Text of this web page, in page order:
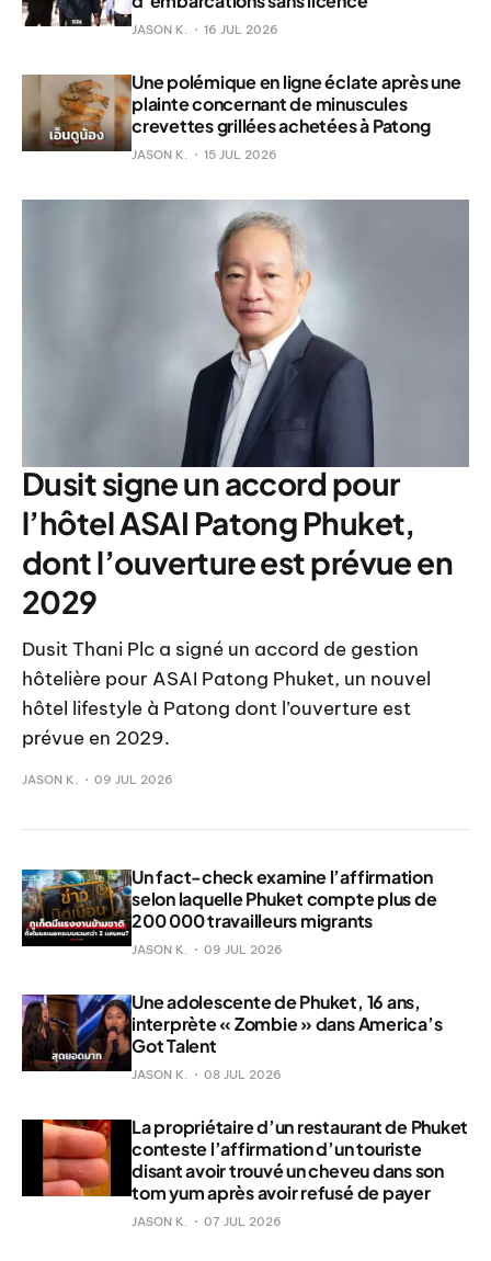
JASON K. 16 JUL 2026
Une polémique en ligne éclate après une
plainte concernant de minuscules
crevettes grillées achetées à Patong
JASON K. 15 JUL 2026
Dusit signe un accord pour
l’hôtel ASAI Patong Phuket,
dont l’ouverture est prévue en
2029
Dusit Thani Plc a signé un accord de gestion
hôtelière pour ASAI Patong Phuket, un nouvel
hôtel lifestyle à Patong dont l’ouverture est
prévue en 2029.
JASON K. 09 JUL 2026
Un fact-check examine l’affirmation
selon laquelle Phuket compte plus de
200 000 travailleurs migrants
JASON K. 09 JUL 2026
Une adolescente de Phuket, 16 ans,
interprète « Zombie » dans America’s
Got Talent
JASON K. 08 JUL 2026
La propriétaire d’un restaurant de Phuket
conteste l’affirmation d’un touriste
disant avoir trouvé un cheveu dans son
tom yum après avoir refusé de payer
JASON K. 07 JUL 2026